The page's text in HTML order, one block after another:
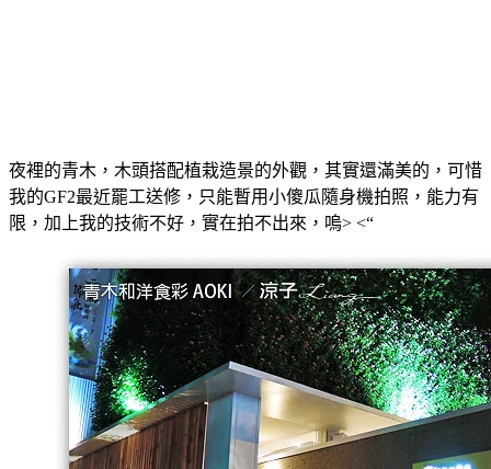
夜裡的青木，木頭搭配植栽造景的外觀，其實還滿美的，可惜
我的GF2最近罷工送修，只能暫用小傻瓜隨身機拍照，能力有
限，加上我的技術不好，實在拍不出來，嗚> <“